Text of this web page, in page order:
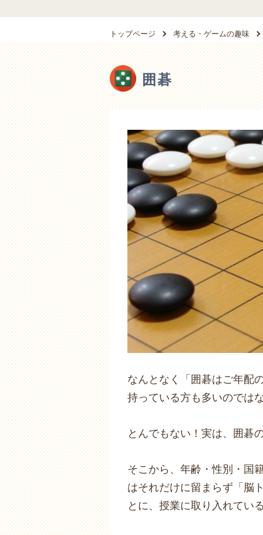
トップページ 考える・ゲームの趣味
囲碁
なんとなく「囲碁はご年配
持っている方も多いのでは
とんでもない！実は、囲碁
そこから、年齢・性別・国
はそれだけに留まらず「脳
とに、授業に取り入れてい